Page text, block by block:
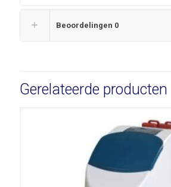
Beoordelingen 0
Gerelateerde producten